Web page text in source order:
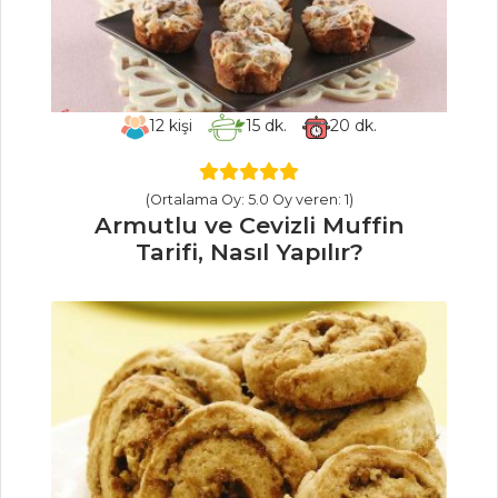
Baharat Soslu
Izgara Sebze Tarifi,
Nasıl Yapılır?
Sebze Yemekleri
MASTERCHEF
Dolma Tarifi, Nasıl
Yapılır?
Survivor Tarifi,
Nasıl Yapılır?
Kibbe Tarifi,
Nasıl Yapılır?
12kişi 15 dk. 20 dk.
(Ortalama Oy: 5.0 Oy veren: 1)
Armutlu ve Cevizli Muffin
Tarifi, Nasıl Yapılır?